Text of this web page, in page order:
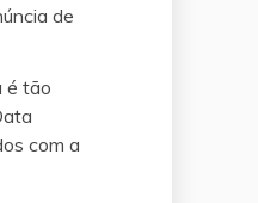
de
é tão
com a